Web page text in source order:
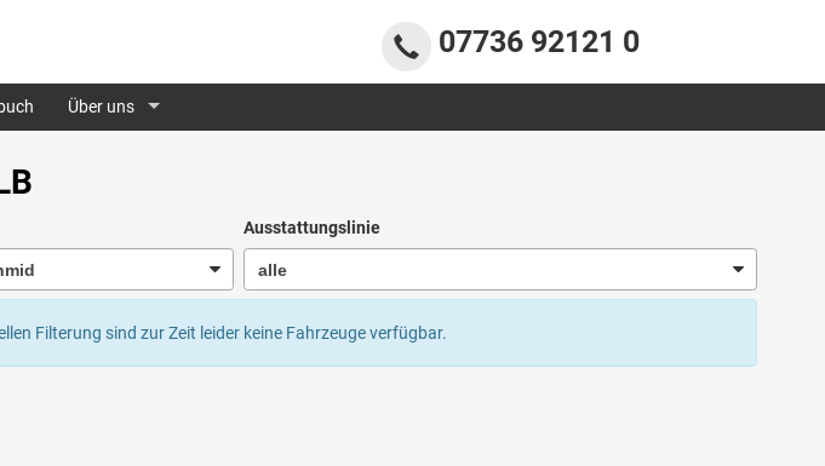
07736 92121 0
Über uns
Ausstattungslinie
Filterung sind zur Zeit leider keine Fahrzeuge verfügbar.